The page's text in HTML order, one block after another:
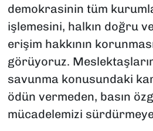
demokrasinin tüm
işlemesini, halkın doğru
erişim hakkının
görüyoruz.
savunma konusundaki
ödün vermeden, basın
mücadelemizi